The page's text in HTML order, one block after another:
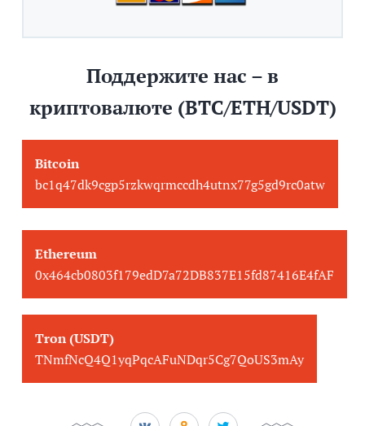
Поддержите нас – в
криптовалюте (BTC/ETH/USDT)
Bitcoin
bc1q47dk9cgp5rzkwqrmccdh4utnx77g5gd9rc0atw
Ethereum
0x464cb0803f179edD7a72DB837E15fd87416E4fAF
Tron (USDT)
TNmfNcQ4Q1yqPqcAFuNDqr5Cg7QoUS3mAy